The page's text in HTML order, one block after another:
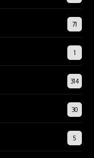
71
1
314
30
5